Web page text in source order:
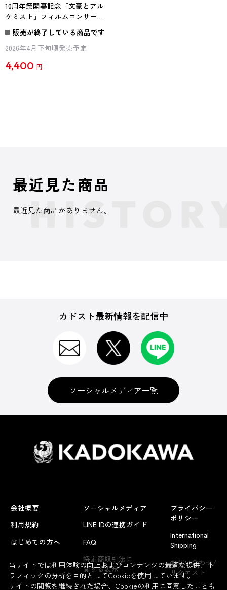
10周年祭開幕記念「文豪とアル
ケミスト」フィルムコンサート
ボールペン&ペーパーウェイト
セット
販売が終了している商品です
2026年4月下旬頃発売予定
4,400 円
最近見た商品
最近見た商品がありません。
カドスト最新情報を配信中
ソーシャルメディア一覧
会社概要
利用規約
はじめての方へ
ソーシャルメディア
LINE IDの連携ガイド
FAQ
特定商取引法に
関する表示
プライバシー
ポリシー
International
Shipping
お問い合わせ/
リクエスト
当サイトでは利用体験の向上およびコンテンツの最適な提供、ト
ラフィックの分析を目的としてCookieを使用しています。
サイトの閲覧を継続された場合、Cookieの利用に同意したことも